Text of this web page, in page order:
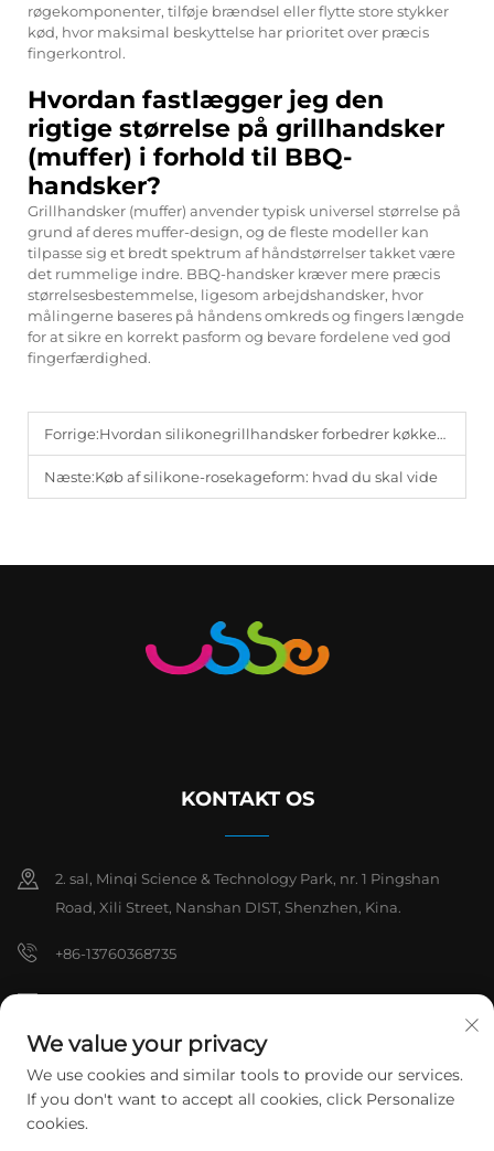
røgekomponenter, tilføje brændsel eller flytte store stykker
kød, hvor maksimal beskyttelse har prioritet over præcis
fingerkontrol.
Hvordan fastlægger jeg den
rigtige størrelse på grillhandsker
(muffer) i forhold til BBQ-
handsker?
Grillhandsker (muffer) anvender typisk universel størrelse på
grund af deres muffer-design, og de fleste modeller kan
tilpasse sig et bredt spektrum af håndstørrelser takket være
det rummelige indre. BBQ-handsker kræver mere præcis
størrelsesbestemmelse, ligesom arbejdshandsker, hvor
målingerne baseres på håndens omkreds og fingers længde
for at sikre en korrekt pasform og bevare fordelene ved god
fingerfærdighed.
Forrige:Hvordan silikonegrillhandsker forbedrer køkkenets sikkerhed
Næste:Køb af silikone-rosekageform: hvad du skal vide
KONTAKT OS
2. sal, Minqi Science & Technology Park, nr. 1 Pingshan
Road, Xili Street, Nanshan DIST, Shenzhen, Kina.
+86-13760368735
Copyright © 2026 Shenzhen Hanchuan Industrial Co., Ltd. Alle
rettigheder forbeholdes. Privatlivspolitik
We value your privacy
We use cookies and similar tools to provide our services.
If you don't want to accept all cookies, click Personalize
cookies.